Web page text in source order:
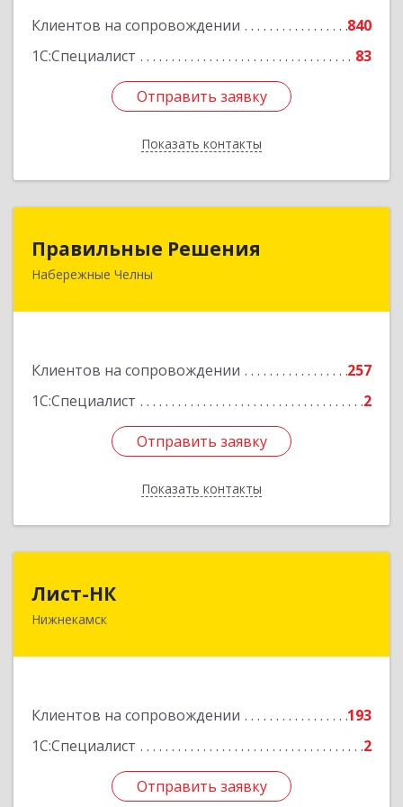
Клиентов на сопровождении
840
1С:Специалист
83
Отправить заявку
Показать контакты
Отправить заявку
Назад
Правильные Решения
Набережные Челны
Клиентов на сопровождении
257
1С:Специалист
2
Отправить заявку
Показать контакты
423832, Татарстан Респ, Набережные Челны г,
Отправить заявку
Назад
Лист-НК
Нижнекамск
Клиентов на сопровождении
193
1С:Специалист
2
Отправить заявку
423585, Татарстан Респ, Нижнекамский р-н,
Отправить заявку